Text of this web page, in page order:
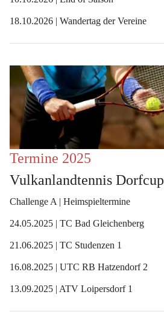
18.10.2026 | Wandertag der Vereine
Termine 2025
Vulkanlandtennis Dorfcup
Challenge A | Heimspieltermine
24.05.2025 | TC Bad Gleichenberg
21.06.2025 | TC Studenzen 1
16.08.2025 | UTC RB Hatzendorf 2
13.09.2025 | ATV Loipersdorf 1